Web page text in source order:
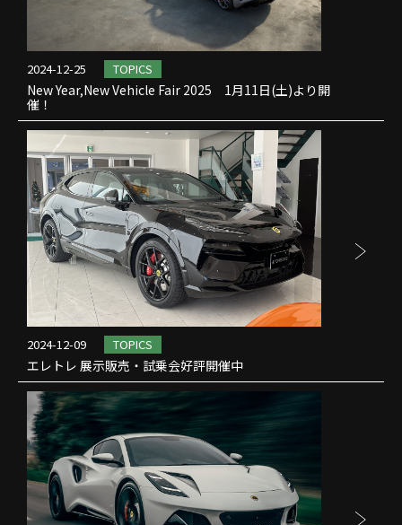
2024-12-25 TOPICS
New Year,New Vehicle Fair 2025 1月11日(土)より開
催！
2024-12-09 TOPICS
エレトレ 展示販売・試乗会好評開催中